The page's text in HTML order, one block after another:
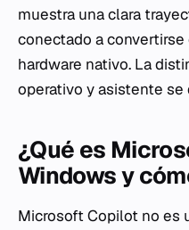
muestra una clara
conectado a
hardware nativo. La
operativo y asistente se
¿Qué es
Windows y
Microsoft Copilot no es